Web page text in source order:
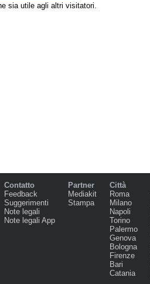
sia utile agli altri visitatori.
Contatto
Feedback
Suggerimenti
Note legali
Note legali App
Partner
Mediakit
Stampa
Città
Roma
Milano
Napoli
Torino
Palermo
Genova
Bologna
Firenze
Bari
Catania